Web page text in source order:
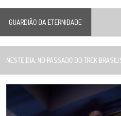
GUARDIÃO DA ETERNIDADE
NESTE DIA, NO PASSADO DO TREK